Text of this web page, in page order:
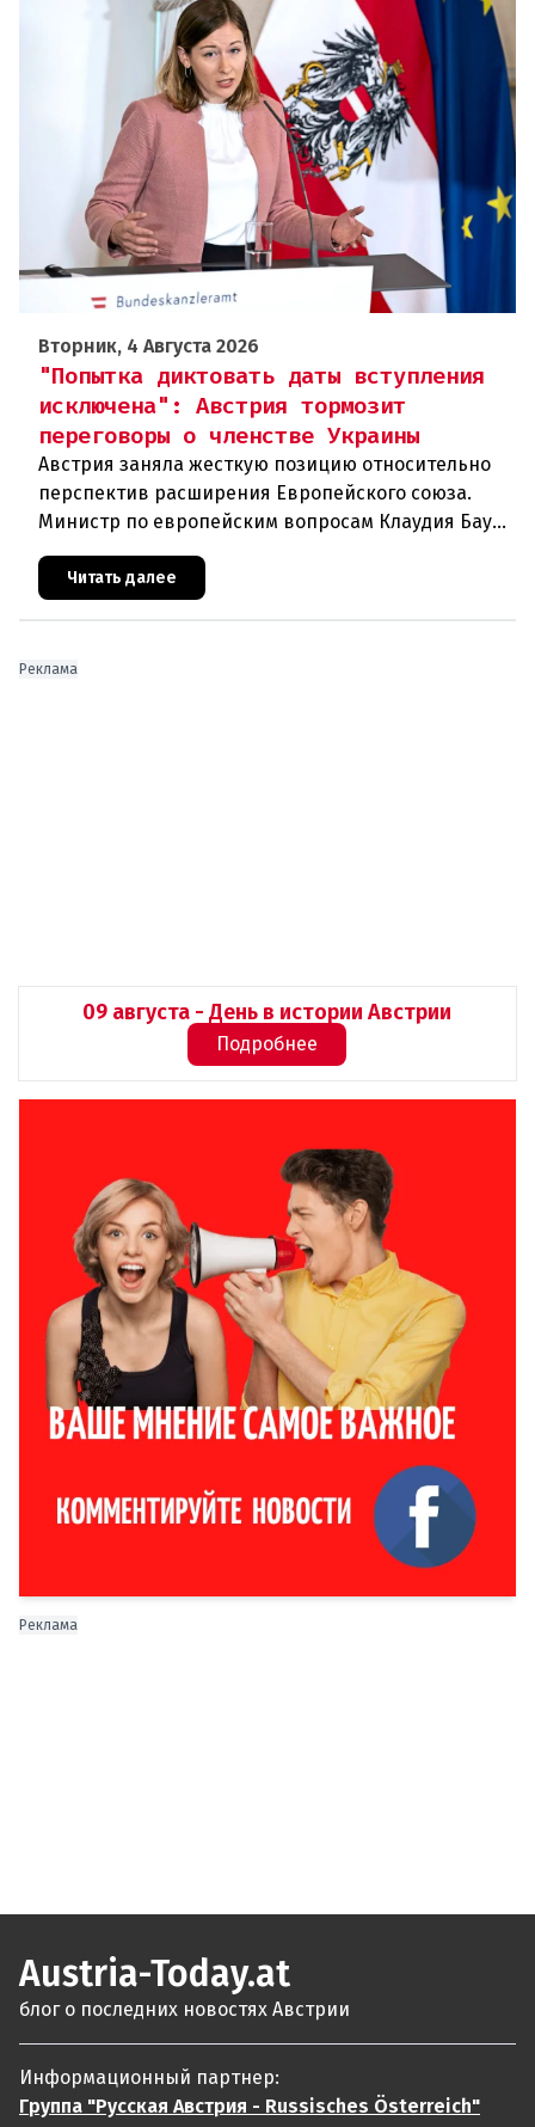
Вторник, 4 Августа 2026
"Попытка диктовать даты вступления
исключена": Австрия тормозит
переговоры о членстве Украины
Австрия заняла жесткую позицию относительно
перспектив расширения Европейского союза.
Министр по европейским вопросам Клаудия Бауэр
(ÖVP) категорически исключила возможность
ускоренного присоединения
Читать далее
Реклама
09 августа - День в истории Австрии
Подробнее
Реклама
Austria-Today.at
блог о последних новостях Австрии
Информационный партнер:
Группа "Русская Австрия - Russisches Österreich"